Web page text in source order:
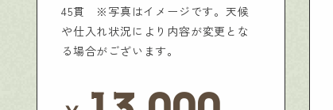
45貫 ※写真はイメージです。天候
や仕入れ状況により内容が変更とな
る場合がございます。